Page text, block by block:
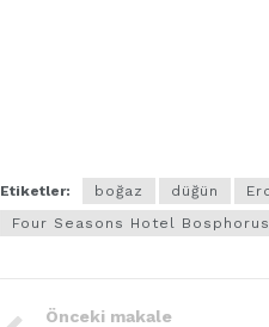
Etiketler: boğaz düğün
Four Seasons Hotel Bosphorus
Önceki makale